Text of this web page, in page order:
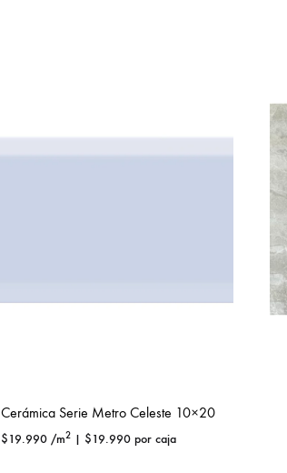
Cerámica Serie Metro Celeste 10×20
$19.990 /m2 | $19.990 por caja